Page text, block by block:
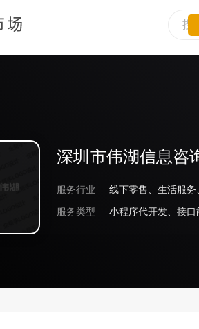
深圳市伟湖信息咨
服务行业
服务类型